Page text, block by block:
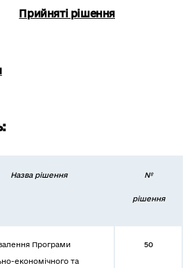
Прийняті рішення
Назва рішення №
рішення
Програми
економічного та
50